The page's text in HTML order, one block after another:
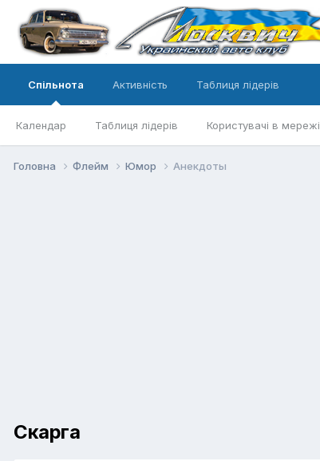
Спільнота
Календар Таблиця лідерів Користувачі в мережі
Активність Таблиця лідерів
Головна Флейм Юмор Анекдоты
Скарга